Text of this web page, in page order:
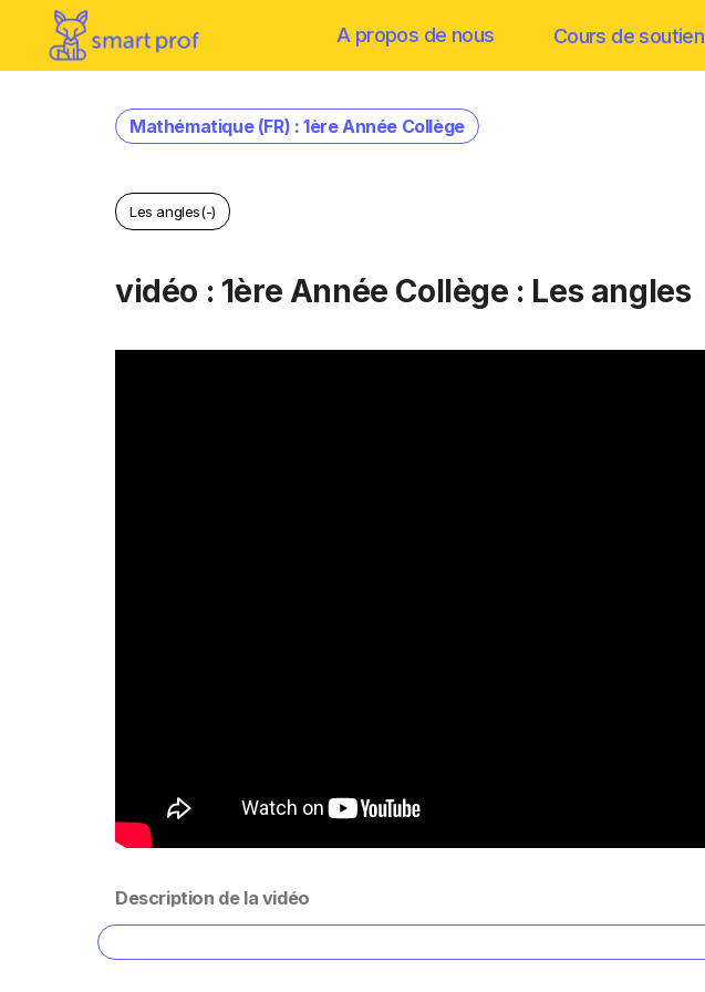
A propos de nous Cours de soutien
Mathématique (FR) : 1ère Année Collège
Les angles(-)
vidéo : 1ère Année Collège : Les angles
Description de la vidéo